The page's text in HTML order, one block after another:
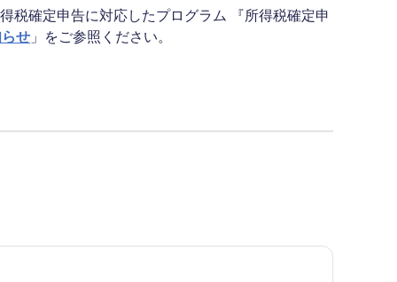
税確定申告に対応したプログラム 『所得税確定申
せ 」をご参照ください。